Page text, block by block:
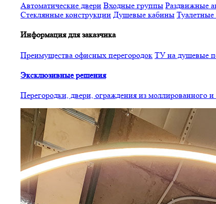
Автоматические двери Входные группы Раздвижные
Стеклянные конструкции Душевые кабины
Информация для заказчика
Преимущества офисных перегородок ТУ на душевые
Эксклюзивные решения
Перегородки, двери, ограждения из моллированного